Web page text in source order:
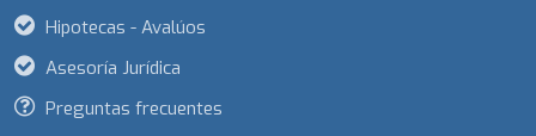
Hipotecas - Avalúos
Asesoría Jurídica
Preguntas frecuentes